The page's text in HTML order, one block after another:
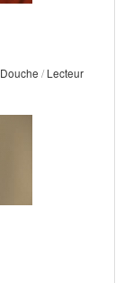
Douche / Lecteur